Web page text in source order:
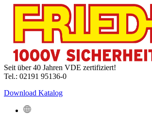
Seit über 40 Jahren VDE zertifiziert!
Tel.: 02191 95136-0
Download Katalog